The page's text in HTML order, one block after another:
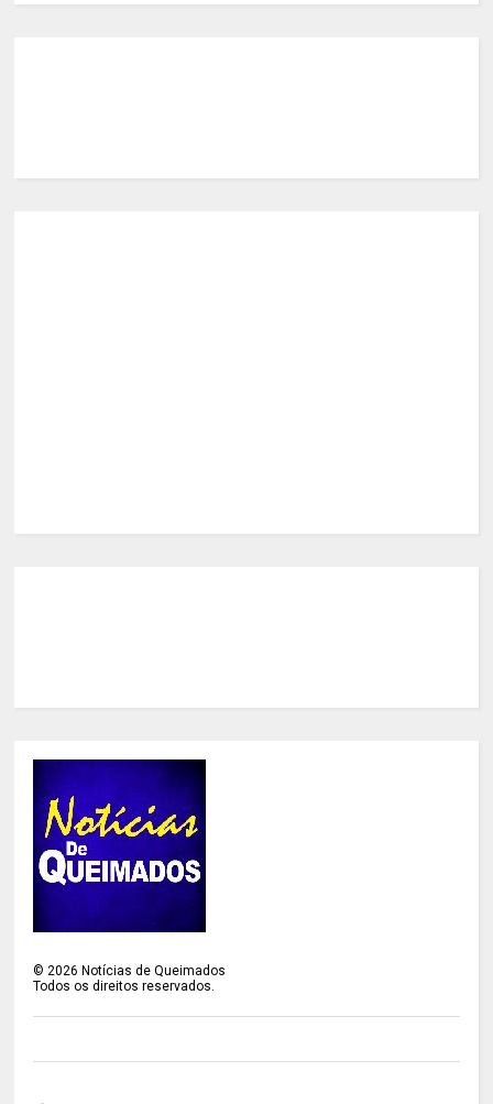
© 2026 Notícias de Queimados
Todos os direitos reservados.